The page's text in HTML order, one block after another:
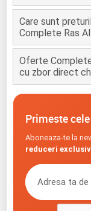
Care sunt
Complete Ras Al
Oferte
cu zbor direct
Primeste
Aboneaza-te la
reduceri